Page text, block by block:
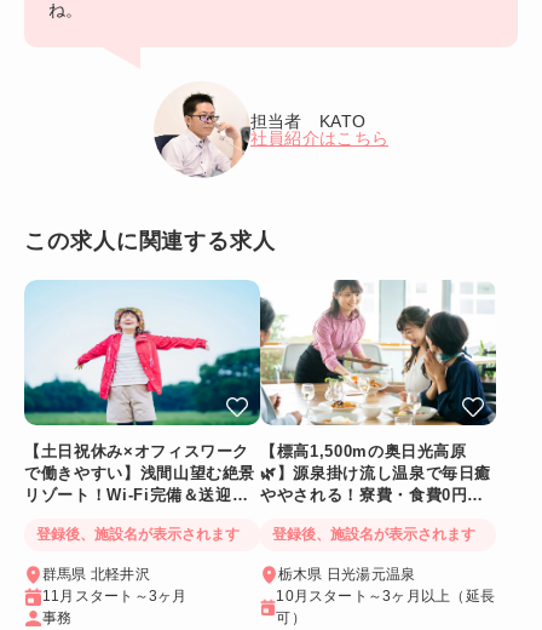
ね。
担当者 KATO
社員紹介はこちら
この求人に関連する求人
【土日祝休み×オフィスワーク
で働きやすい】浅間山望む絶景
リゾート！Wi-Fi完備＆送迎バ
登録後、施設名が表示されます
群馬県 北軽井沢
11月スタート～3ヶ月
事務
【標高1,500mの奥日光高原
🌿】源泉掛け流し温泉で毎日癒
ややされる！寮費・食費0円！
登録後、施設名が表示されます
栃木県 日光湯元温泉
10月スタート～3ヶ月以上（延長
可）